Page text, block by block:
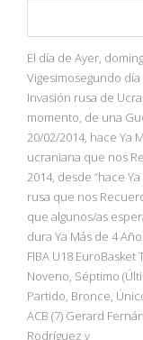
NBA
MULTIMEDIA
RIO 2016
El día de Ayer,
Vigesimosegundo
Invasión rusa de
momento, de una
20/02/2014, hace Ya
ucraniana que nos
2014, desde “hace
rusa que nos
que algunos/as
dura Ya Más de 4
FIBA U18
Noveno, Séptimo
Partido, Bronce,
ACB (7) Gerard
Rodríguez y